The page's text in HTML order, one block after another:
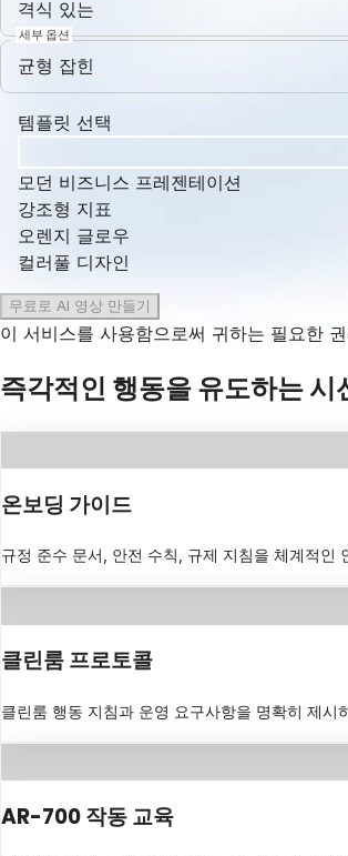
격식 있는
세부 옵션
균형 잡힌
템플릿 선택
모던 비즈니스 프레젠테이션
강조형 지표
오렌지 글로우
컬러풀 디자인
무료로 AI 영상 만들기
이 서비스를 사용함으로써 귀하는 필요한
즉각적인 행동을 유도하는 시
온보딩 가이드
규정 준수 문서, 안전 수칙, 규제 지침을 체계적인
클린룸 프로토콜
클린룸 행동 지침과 운영 요구사항을 명확히 제
AR-700 작동 교육